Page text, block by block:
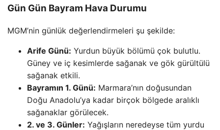
Gün Gün Bayram Hava Durumu
MGM’nin günlük değerlendirmeleri şu şekilde:
Arife Günü: Yurdun büyük bölümü çok bulutlu.
Güney ve iç kesimlerde sağanak ve gök gürültülü
sağanak etkili.
Bayramın 1. Günü: Marmara’nın doğusundan
Doğu Anadolu’ya kadar birçok bölgede aralıklı
sağanaklar görülecek.
2. ve 3. Günler: Yağışların neredeyse tüm yurdu